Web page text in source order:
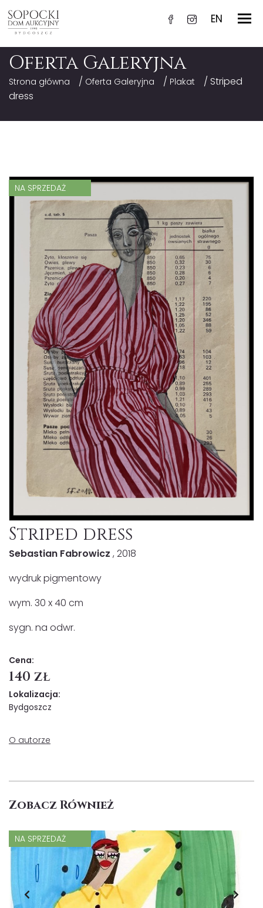
EN
Oferta Galeryjna
Strona główna / Oferta Galeryjna / Plakat
/ Striped
dress
NA SPRZEDAŻ
Striped dress
Sebastian Fabrowicz , 2018
wydruk pigmentowy
wym. 30 x 40 cm
sygn. na odwr.
Cena:
140 zł
Lokalizacja:
Bydgoszcz
O autorze
Zobacz Również
NA SPRZEDAŻ